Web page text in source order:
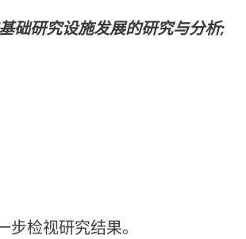
础研究设施发展的研究与分析;
检视研究结果。